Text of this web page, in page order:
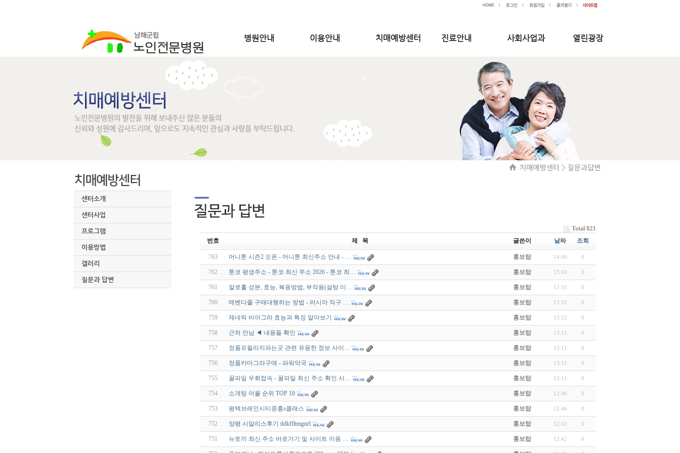
병원안내 이용안내 치매예방센터 진료안내 사회사업과 열린광장
센터소개
센터사업
프로그램
이용방법
갤러리
질문과 답변
Total 823
번호
제 목 글쓴이 날짜 조회
763 머니툰 시즌2 오픈 - 머니툰 최신주소 안내 - … 홍보탑 14:06 0
762 툰코 평생주소 - 툰코 최신 주소 2026 - 툰코 최… 홍보탑 13:43 0
761 알로홀 성분, 효능, 복용방법, 부작용(설탕 미… 홍보탑 13:31 0
760 메벤다졸 구매대행하는 방법 - 러시아 직구 … 홍보탑 13:31 0
759 제네릭 비아그라 효능과 특징 알아보기 홍보탑 13:12 0
758 근처 만남 ◀ 내용들 확인 홍보탑 13:11 0
757 정품프릴리지파는곳 관련 유용한 정보 사이… 홍보탑 13:11 0
756 정품카마그라구매 - 파워약국 홍보탑 13:11 0
755 꿀파일 우회접속 - 꿀파일 최신 주소 확인 사… 홍보탑 13:11 0
754 소개팅 어플 순위 TOP 10 홍보탑 12:46 0
753 평택브레인시티중흥s클래스 홍보탑 12:46 0
752 양평 시알리스후기 tldkffltmgnrl 홍보탑 12:42 0
751 뉴토끼 최신 주소 바로가기 및 사이트 이용 … 홍보탑 12:42 0